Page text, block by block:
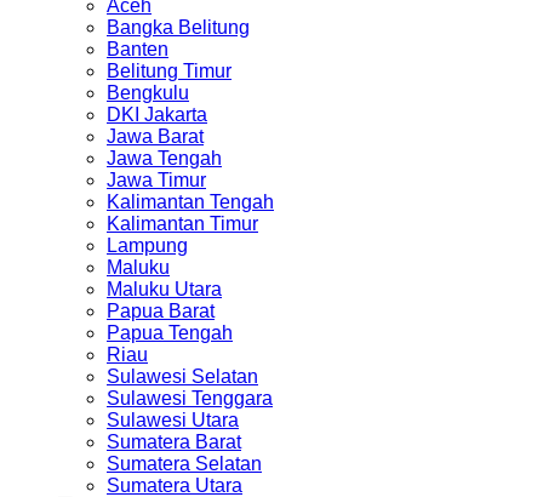
Aceh
Bangka Belitung
Banten
Belitung Timur
Bengkulu
DKI Jakarta
Jawa Barat
Jawa Tengah
Jawa Timur
Kalimantan Tengah
Kalimantan Timur
Lampung
Maluku
Maluku Utara
Papua Barat
Papua Tengah
Riau
Sulawesi Selatan
Sulawesi Tenggara
Sulawesi Utara
Sumatera Barat
Sumatera Selatan
Sumatera Utara